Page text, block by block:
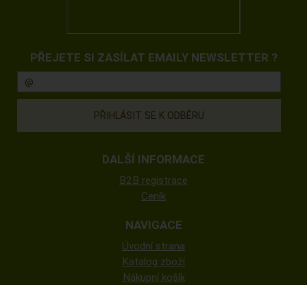
PŘEJETE SI ZASÍLAT EMAILY NEWSLETTER ?
DALŠÍ INFORMACE
B2B registrace
Ceník
NAVIGACE
Úvodní strana
Katalog zboží
Nákupní košík